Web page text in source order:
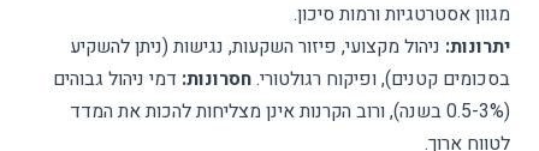
מגוון אסטרטגיות ורמות סיכון.
יתרונות: ניהול מקצועי, פיזור השקעות, נגישות (ניתן להשקיע
בסכומים קטנים), ופיקוח רגולטורי.חסרונות: דמי ניהול גבוהים
(0.5-3% בשנה), ורוב הקרנות אינן מצליחות להכות את המדד
לטווח ארוך.